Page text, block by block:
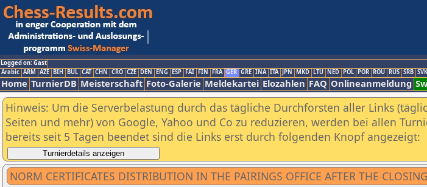
Logged on: Gast
Arabic ARM AZE BIH BUL CAT CHN CRO CZE DEN ENG ESP FAI FIN FRA GER GRE INA ITA JPN MKD LTU NED POL POR ROU RUS SRB SVK
Home TurnierDB Meisterschaft Foto-Galerie Meldekartei Elozahlen FAQ Onlineanmeldung
Hinweis: Um die Serverbelastung durch das tägliche Durchforsten aller Links
Seiten und mehr) von Google, Yahoo und Co zu reduzieren, werden bei allen
bereits seit 5 Tagen beendet sind die Links erst durch folgenden Knopf angezeigt:
NORM CERTIFICATES DISTRIBUTION IN THE PAIRINGS OFFICE AFTER THE